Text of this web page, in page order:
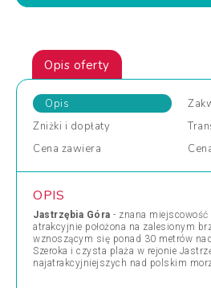
Opis oferty
Opis
Zniżki i dopłaty
Cena zawiera
OPIS
Jastrzębia Góra - znana miejscowość
atrakcyjnie położona na zalesionym
wznoszącym się ponad 30 metrów
Szeroka i czysta plaża w rejonie
najatrakcyjniejszych nad polskim